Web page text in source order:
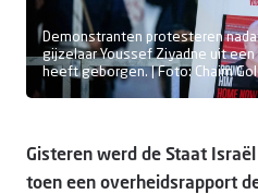
Demonstranten protesteren
gijzelaar Youssef Ziyadne uit
heeft geborgen. | Foto: Chaim
Gisteren werd de Staat
toen een overheidsrapport